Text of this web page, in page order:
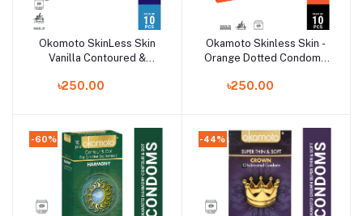
Add to cart
Okomoto SkinLess Skin
Vanilla Contoured &
Pack(Japan)
৳250.00
Add to cart
Okamoto Skinless Skin -
Orange Dotted Condom -
৳250.00
-60% -44%